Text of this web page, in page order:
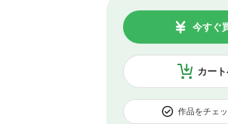
カー
今すぐ
作品をチェ